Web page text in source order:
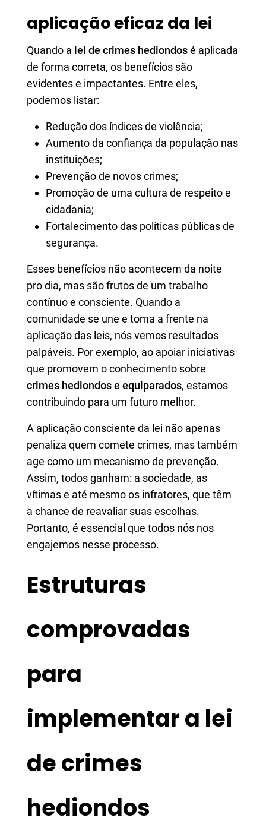
aplicação eficaz da lei
Quando a lei de crimes hediondosé aplicada
de forma correta, os benefícios são
evidentes e impactantes. Entre eles,
podemos listar:
Redução dos índices de violência;
Aumento da confiança da população nas
instituições;
Prevenção de novos crimes;
Promoção de uma cultura de respeito e
cidadania;
Fortalecimento das políticas públicas de
segurança.
Esses benefícios não acontecem da noite
pro dia, mas são frutos de um trabalho
contínuo e consciente. Quando a
comunidade se une e toma a frente na
aplicação das leis, nós vemos resultados
palpáveis. Por exemplo, ao apoiar iniciativas
que promovem o conhecimento sobre
crimes hediondos e equiparados, estamos
contribuindo para um futuro melhor.
A aplicação consciente da lei não apenas
penaliza quem comete crimes, mas também
age como um mecanismo de prevenção.
Assim, todos ganham: a sociedade, as
vítimas e até mesmo os infratores, que têm
a chance de reavaliar suas escolhas.
Portanto, é essencial que todos nós nos
engajemos nesse processo.
Estruturas
comprovadas
para
implementar a lei
de crimes
hediondos